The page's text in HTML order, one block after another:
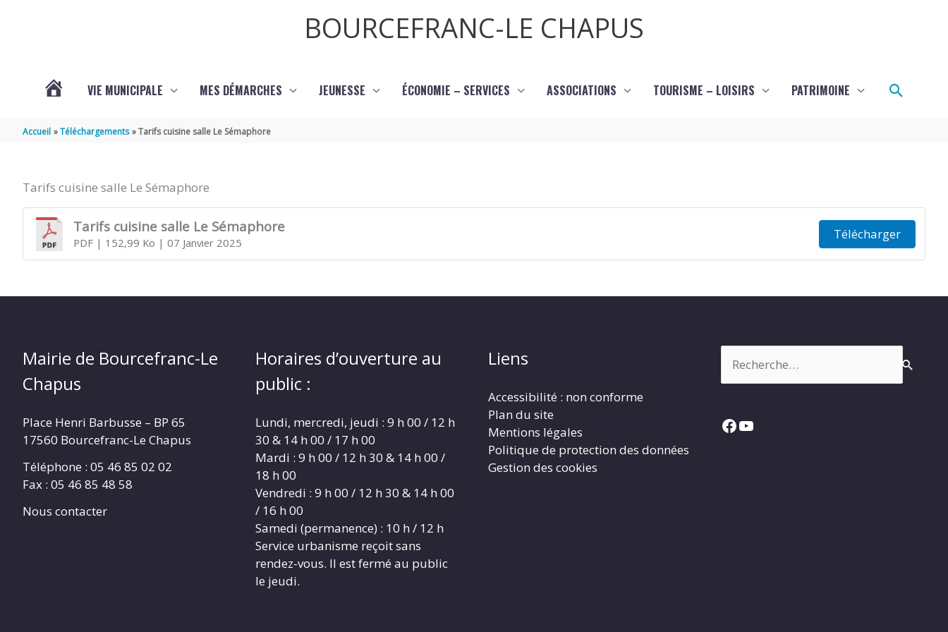
BOURCEFRANC-LE CHAPUS
VIE MUNICIPALE MES DÉMARCHES JEUNESSE ÉCONOMIE – SERVICES ASSOCIATIONS TOURISME – LOISIRS PATRIMOINE
Accueil Téléchargements Tarifs cuisine salle Le Sémaphore
Tarifs cuisine salle Le Sémaphore
Tarifs cuisine salle Le Sémaphore
PDF| 152,99 Ko | 07 Janvier 2025
Télécharger
Mairie de Bourcefranc-Le
Chapus
Place Henri Barbusse – BP 65
17560 Bourcefranc-Le Chapus
Téléphone : 05 46 85 02 02
Fax : 05 46 85 48 58
Nous contacter
Horaires d’ouverture au
public :
Lundi, mercredi, jeudi : 9 h 00 / 12 h
30 & 14 h 00 / 17 h 00
Mardi : 9 h 00 / 12 h 30 & 14 h 00 /
18 h 00
Vendredi : 9 h 00 / 12 h 30 & 14 h 00
/ 16 h 00
Samedi (permanence) : 10 h / 12 h
Service urbanisme reçoit sans
rendez-vous. Il est fermé au public
le jeudi.
Liens
Accessibilité : non conforme
Plan du site
Mentions légales
Politique de protection des données
Gestion des cookies
Facebook
YouTube